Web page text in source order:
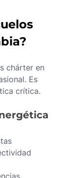
chárter en
Es
crítica.